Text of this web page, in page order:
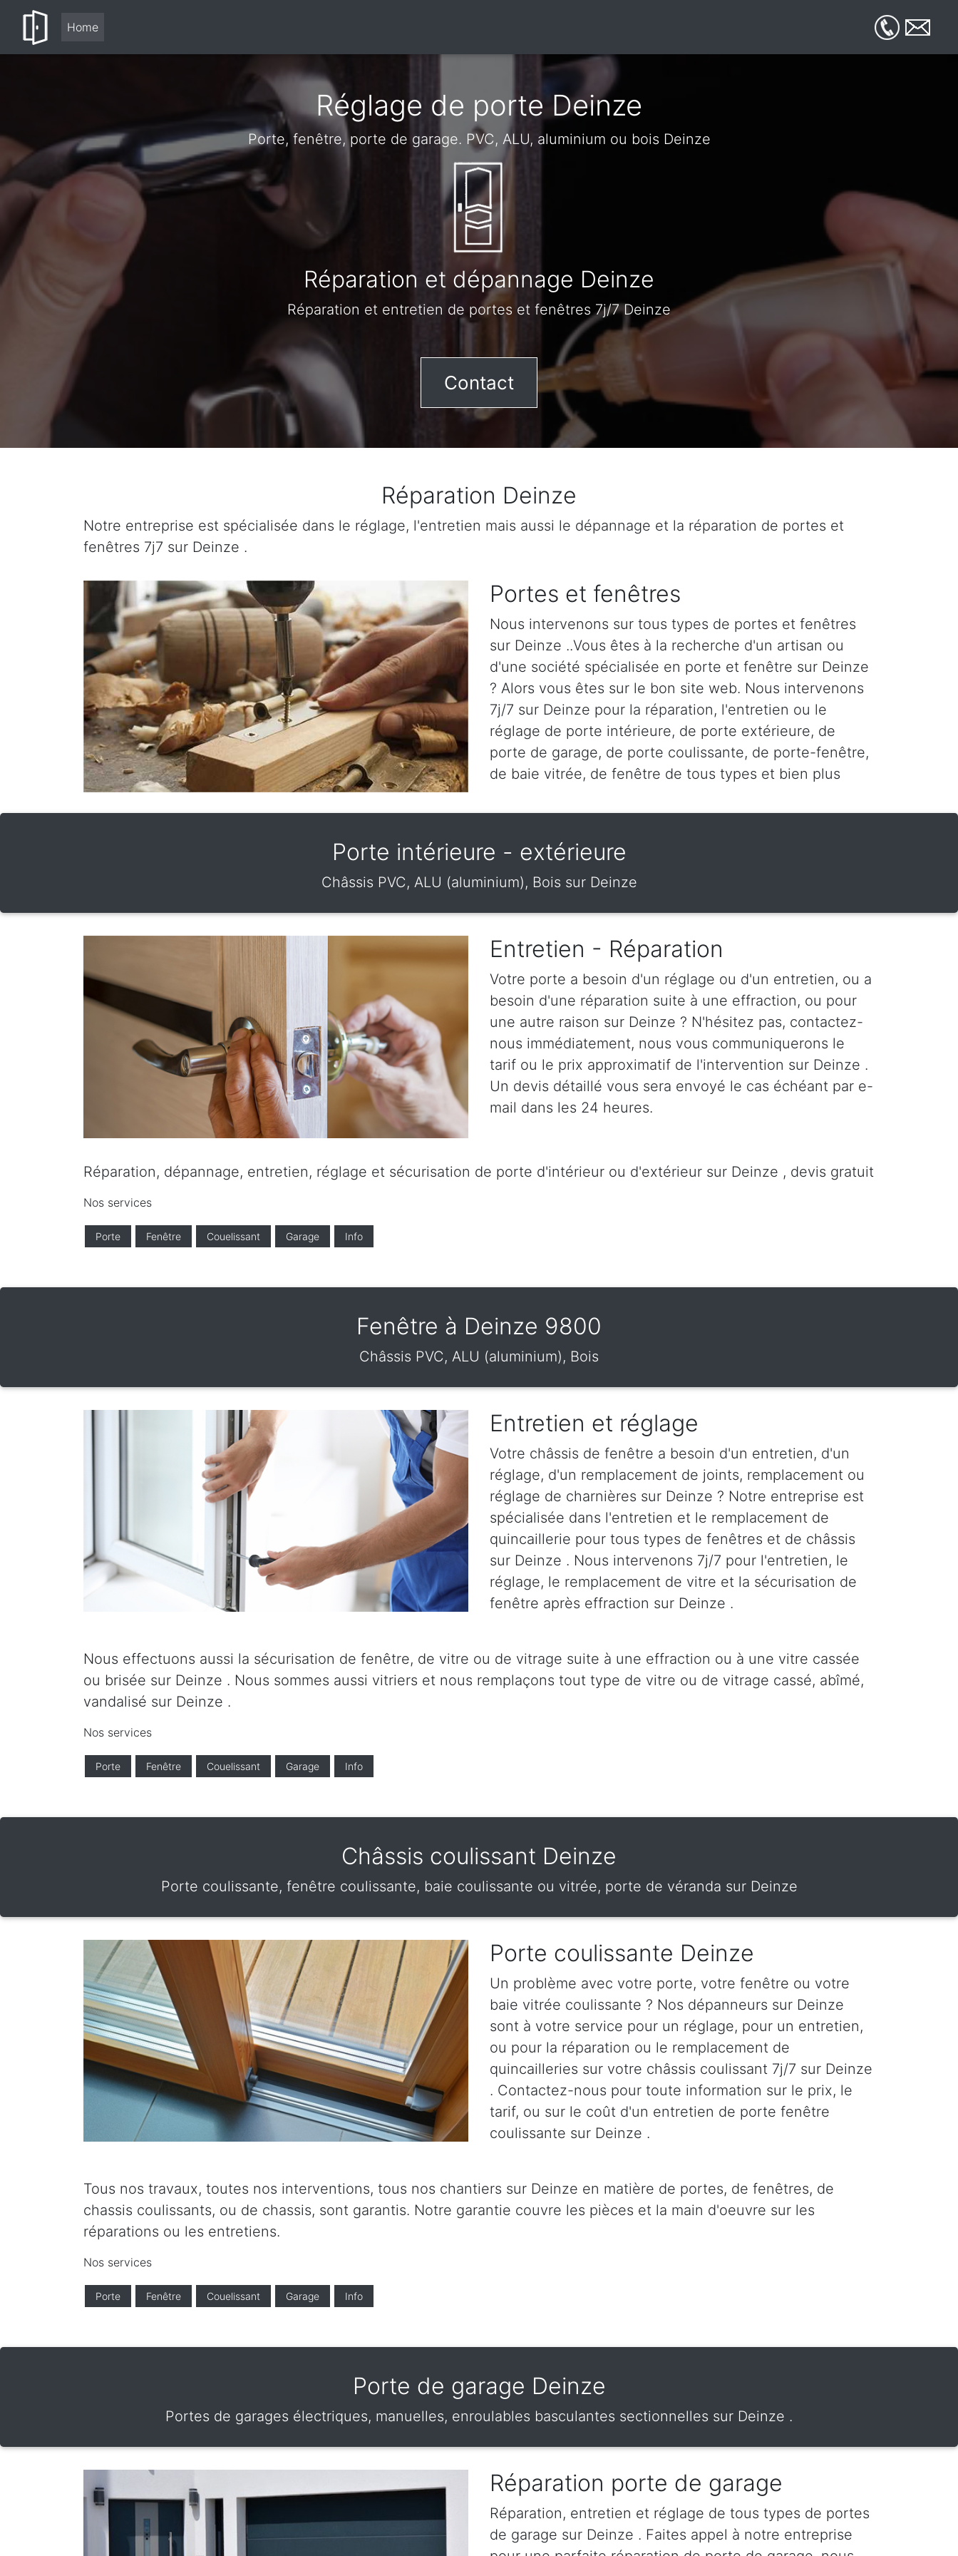
Home
Réglage de porte Deinze
Porte, fenêtre, porte de garage. PVC, ALU, aluminium ou bois Deinze
Réparation et dépannage Deinze
Réparation et entretien de portes et fenêtres 7j/7 Deinze
Contact
Réparation Deinze
Notre entreprise est spécialisée dans le réglage, l'entretien mais aussi le dépannage et la réparation de portes et
fenêtres 7j7 sur Deinze .
Portes et fenêtres
Nous intervenons sur tous types de portes et fenêtres
sur Deinze ..Vous êtes à la recherche d'un artisan ou
d'une société spécialisée en porte et fenêtre sur Deinze
? Alors vous êtes sur le bon site web. Nous intervenons
7j/7 sur Deinze pour la réparation, l'entretien ou le
réglage de porte intérieure, de porte extérieure, de
porte de garage, de porte coulissante, de porte-fenêtre,
de baie vitrée, de fenêtre de tous types et bien plus
Porte intérieure - extérieure
Châssis PVC, ALU (aluminium), Bois sur Deinze
Entretien - Réparation
Votre porte a besoin d'un réglage ou d'un entretien, ou a
besoin d'une réparation suite à une effraction, ou pour
une autre raison sur Deinze ? N'hésitez pas, contactez-
nous immédiatement, nous vous communiquerons le
tarif ou le prix approximatif de l'intervention sur Deinze .
Un devis détaillé vous sera envoyé le cas échéant par e-
mail dans les 24 heures.
Réparation, dépannage, entretien, réglage et sécurisation de porte d'intérieur ou d'extérieur sur Deinze , devis gratuit
Nos services
Porte Fenêtre Couelissant Garage Info
Fenêtre à Deinze 9800
Châssis PVC, ALU (aluminium), Bois
Entretien et réglage
Votre châssis de fenêtre a besoin d'un entretien, d'un
réglage, d'un remplacement de joints, remplacement ou
réglage de charnières sur Deinze ? Notre entreprise est
spécialisée dans l'entretien et le remplacement de
quincaillerie pour tous types de fenêtres et de châssis
sur Deinze . Nous intervenons 7j/7 pour l'entretien, le
réglage, le remplacement de vitre et la sécurisation de
fenêtre après effraction sur Deinze .
Nous effectuons aussi la sécurisation de fenêtre, de vitre ou de vitrage suite à une effraction ou à une vitre cassée
ou brisée sur Deinze . Nous sommes aussi vitriers et nous remplaçons tout type de vitre ou de vitrage cassé, abîmé,
vandalisé sur Deinze .
Nos services
Porte Fenêtre Couelissant Garage Info
Châssis coulissant Deinze
Porte coulissante, fenêtre coulissante, baie coulissante ou vitrée, porte de véranda sur Deinze
Porte coulissante Deinze
Un problème avec votre porte, votre fenêtre ou votre
baie vitrée coulissante ? Nos dépanneurs sur Deinze
sont à votre service pour un réglage, pour un entretien,
ou pour la réparation ou le remplacement de
quincailleries sur votre châssis coulissant 7j/7 sur Deinze
. Contactez-nous pour toute information sur le prix, le
tarif, ou sur le coût d'un entretien de porte fenêtre
coulissante sur Deinze .
Tous nos travaux, toutes nos interventions, tous nos chantiers sur Deinze en matière de portes, de fenêtres, de
chassis coulissants, ou de chassis, sont garantis. Notre garantie couvre les pièces et la main d'oeuvre sur les
réparations ou les entretiens.
Nos services
Porte Fenêtre Couelissant Garage Info
Porte de garage Deinze
Portes de garages électriques, manuelles, enroulables basculantes sectionnelles sur Deinze .
Réparation porte de garage
Réparation, entretien et réglage de tous types de portes
de garage sur Deinze . Faites appel à notre entreprise